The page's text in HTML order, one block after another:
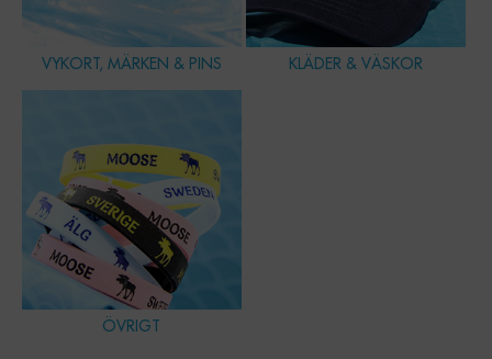
VYKORT, MÄRKEN & PINS KLÄDER & VÄSKOR
ÖVRIGT